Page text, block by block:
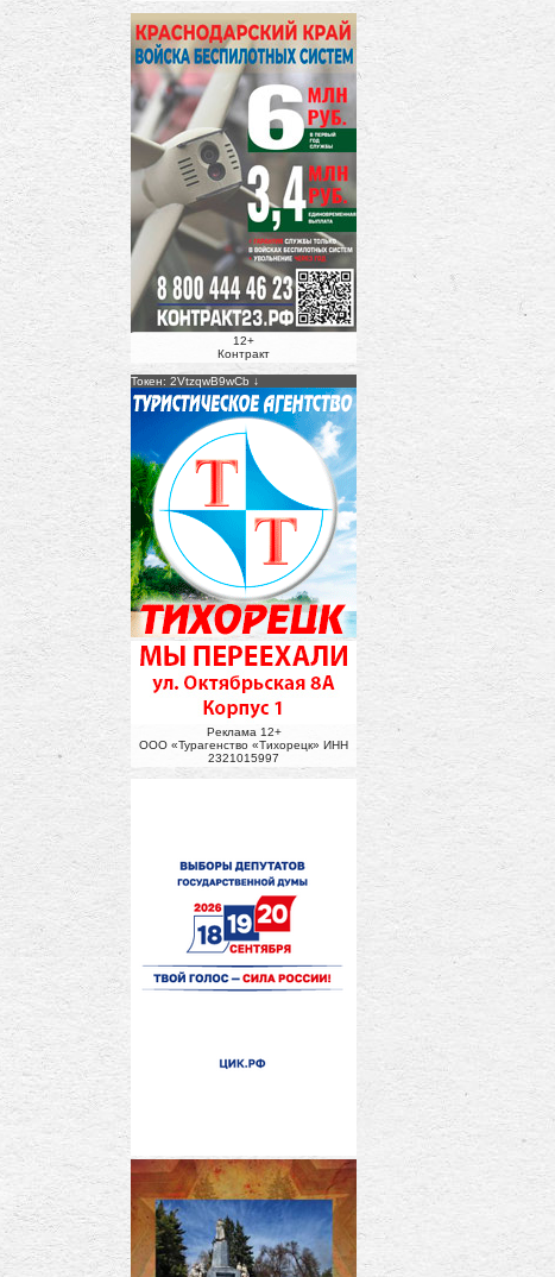
12+
Контракт
Токен: 2VtzqwB9wCb
Реклама 12+
ООО «Турагенство «Тихорецк» ИНН
2321015997